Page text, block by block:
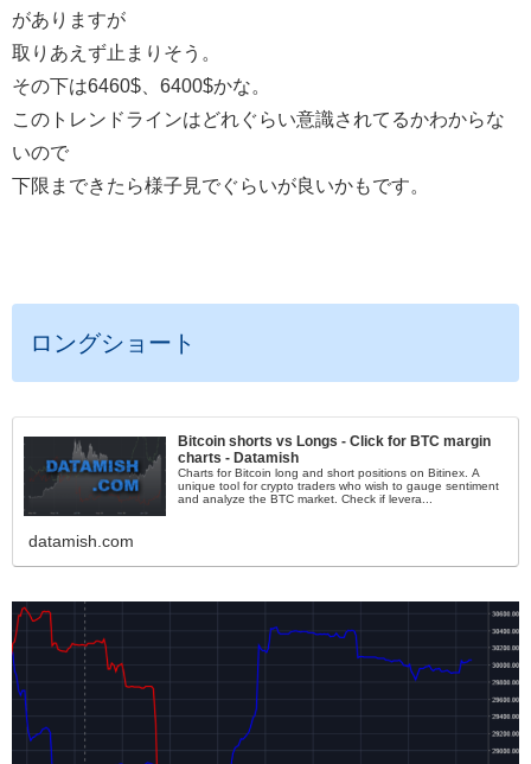
がありますが
取りあえず止まりそう。
その下は6460$、6400$かな。
このトレンドラインはどれぐらい意識されてるかわからな
いので
下限まできたら様子見でぐらいが良いかもです。
ロングショート
Bitcoin shorts vs Longs - Click for BTC margin
charts - Datamish
Charts for Bitcoin long and short positions on Bitinex. A
unique tool for crypto traders who wish to gauge sentiment
and analyze the BTC market. Check if levera...
datamish.com